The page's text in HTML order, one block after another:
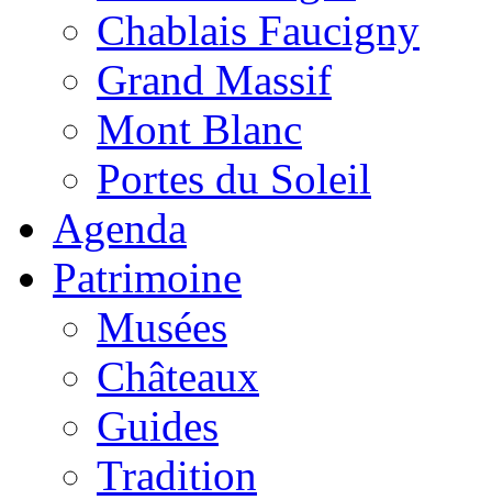
Chablais Faucigny
Grand Massif
Mont Blanc
Portes du Soleil
Agenda
Patrimoine
Musées
Châteaux
Guides
Tradition